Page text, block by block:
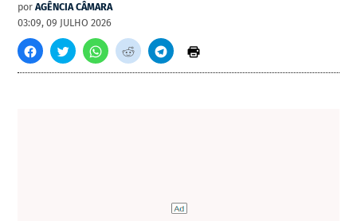
por AGÊNCIA CÂMARA
03:09, 09 JULHO 2026